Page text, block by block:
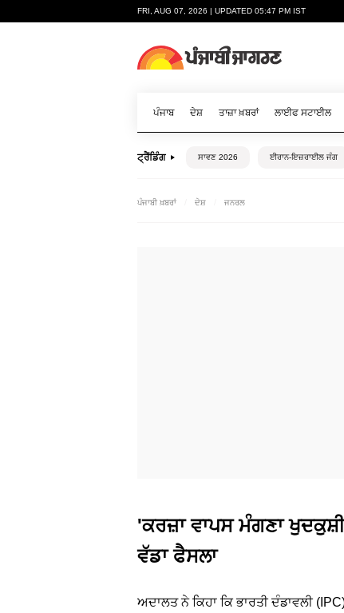
FRI, AUG 07, 2026 | UPDATED 05:47 PM IST
ਪੰਜਾਬ ਦੇਸ਼ ਤਾਜ਼ਾ ਖ਼ਬਰਾਂ ਲਾਈਫ ਸਟਾਈਲ
ਟ੍ਰੈਂਡਿੰਗ ਸਾਵਣ 2026 ਈਰਾਨ-ਇਜ਼ਰਾਈਲ ਜੰਗ
ਪੰਜਾਬੀ ਖ਼ਬਰਾਂ ਦੇਸ਼ ਜਨਰਲ
'ਕਰਜ਼ਾ ਵਾਪਸ ਮੰਗਣਾ
ਵੱਡਾ ਫੈਸਲਾ
ਅਦਾਲਤ ਨੇ ਕਿਹਾ ਕਿ ਭਾਰਤੀ ਦੰਡਾਵਲੀ